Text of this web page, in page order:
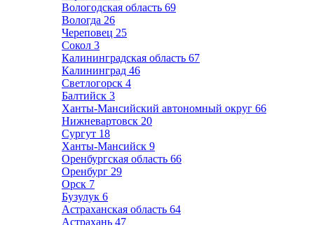
Вологодская область 69
Вологда 26
Череповец 25
Сокол 3
Калининградская область 67
Калининград 46
Светлогорск 4
Балтийск 3
Ханты-Мансийский автономный округ 66
Нижневартовск 20
Сургут 18
Ханты-Мансийск 9
Оренбургская область 66
Оренбург 29
Орск 7
Бузулук 6
Астраханская область 64
Астрахань 47